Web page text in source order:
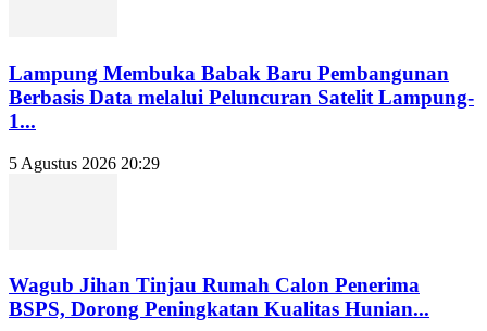
Lampung Membuka Babak Baru Pembangunan
Berbasis Data melalui Peluncuran Satelit Lampung-
1...
5 Agustus 2026 20:29
Wagub Jihan Tinjau Rumah Calon Penerima
BSPS, Dorong Peningkatan Kualitas Hunian...